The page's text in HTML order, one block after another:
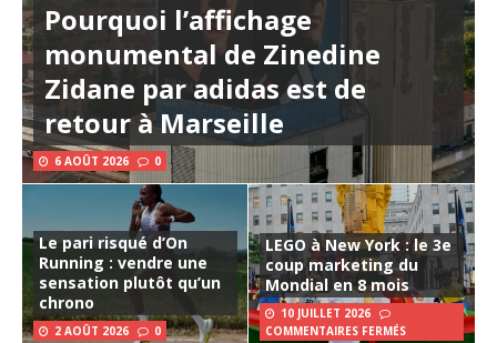
Pourquoi l’affichage
monumental de Zinedine
Zidane par adidas est de
retour à Marseille
6 AOÛT 2026 0
Le pari risqué d’On
Running : vendre une
sensation plutôt qu’un
chrono
2 AOÛT 2026 0
LEGO à New York : le 3e
coup marketing du
Mondial en 8 mois
10 JUILLET 2026
COMMENTAIRES FERMÉS